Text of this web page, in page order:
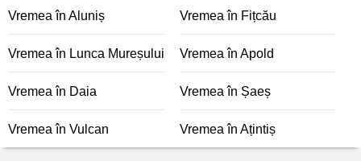
Vremea în Aluniș Vremea în Fițcău
Vremea în Lunca Mureșului Vremea în Apold
Vremea în Daia Vremea în Șaeș
Vremea în Vulcan Vremea în Ațintiș